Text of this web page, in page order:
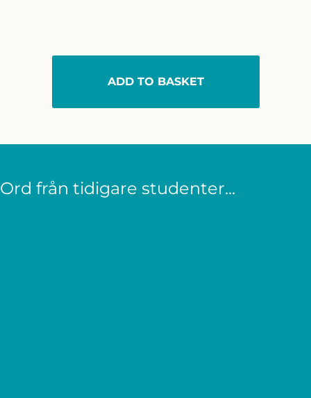
ADD TO BASKET
Ord från tidigare studenter...